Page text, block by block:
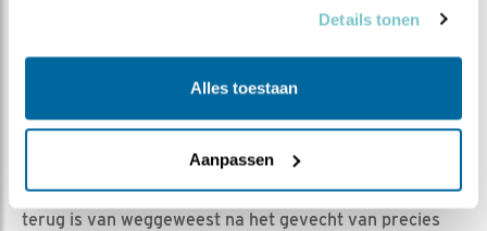
Details tonen
Alles toestaan
Aanpassen
Terug van weggeweest
Nina de Rooij | Geplaatst op 9 mei 2026, 10:44 |
ik leuk| Bewaar dit filmpje|
189x
Er zijn weer twee gierzwaluwen in nestkast #9
Helaas weten we niet of dit een andere is of dat deze
terug is van weggeweest na het gevecht van precies